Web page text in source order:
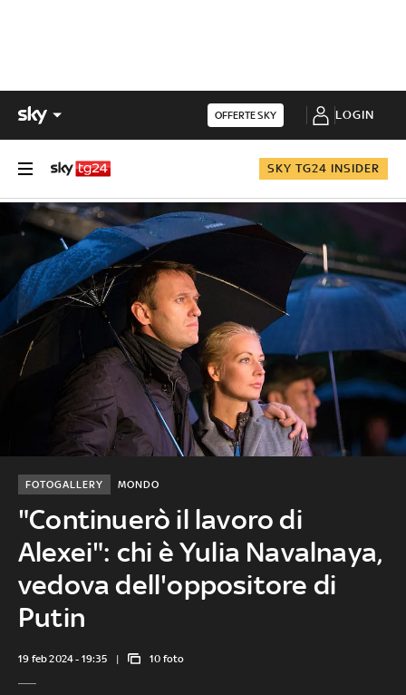
OFFERTE SKY LOGIN
SKY TG24 INSIDER
"Continuerò il lavoro di
Alexei": chi è Yulia Navalnaya,
vedova dell'oppositore di
Putin
MONDO
FOTOGALLERY
19 feb 2024 - 19:35 10 foto